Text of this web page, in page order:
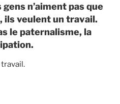
n’aiment pas que
ils veulent un travail.
le paternalisme, la
travail.